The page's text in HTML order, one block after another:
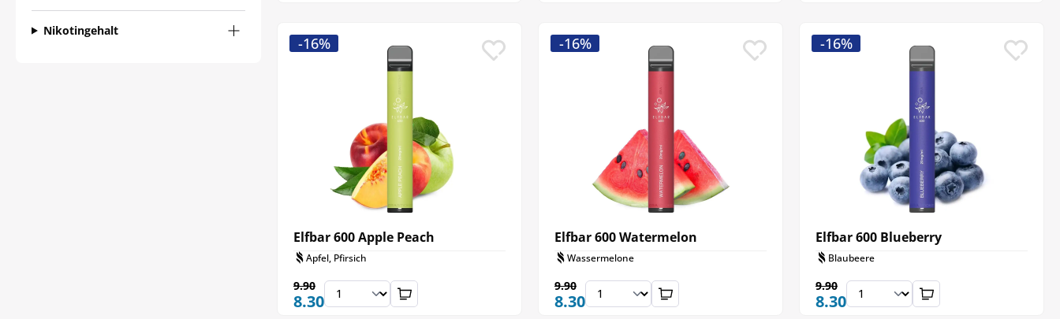
Nikotingehalt
Elfbar 600 Apple Peach
Apfel, Pfirsich
8.30
9.90
-16%
Elfbar 600 Watermelon
Wassermelone
8.30
9.90
-16%
Elfbar 600 Blueberry
Blaubeere
8.30
9.90
-16%